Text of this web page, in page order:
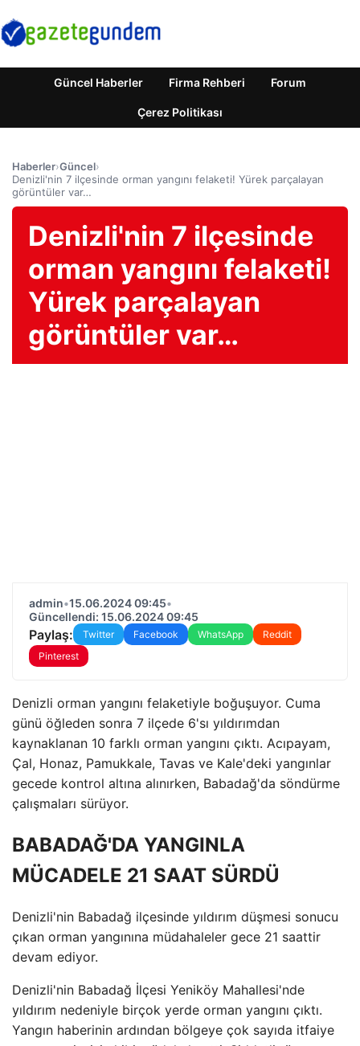
Güncel Haberler Firma Rehberi Forum
Çerez Politikası
Haberler›Güncel›
Denizli'nin 7 ilçesinde orman yangını felaketi! Yürek parçalayan
görüntüler var…
Denizli'nin 7 ilçesinde
orman yangını felaketi!
Yürek parçalayan
görüntüler var…
admin•15.06.2024 09:45•
Güncellendi: 15.06.2024 09:45
Paylaş: Twitter Facebook WhatsApp
Reddit
Pinterest
Denizli orman yangını felaketiyle boğuşuyor. Cuma
günü öğleden sonra 7 ilçede 6'sı yıldırımdan
kaynaklanan 10 farklı orman yangını çıktı. Acıpayam,
Çal, Honaz, Pamukkale, Tavas ve Kale'deki yangınlar
gecede kontrol altına alınırken, Babadağ'da söndürme
çalışmaları sürüyor.
BABADAĞ'DA YANGINLA
MÜCADELE 21 SAAT SÜRDÜ
Denizli'nin Babadağ ilçesinde yıldırım düşmesi sonucu
çıkan orman yangınına müdahaleler gece 21 saattir
devam ediyor.
Denizli'nin Babadağ İlçesi Yeniköy Mahallesi'nde
yıldırım nedeniyle birçok yerde orman yangını çıktı.
Yangın haberinin ardından bölgeye çok sayıda itfaiye